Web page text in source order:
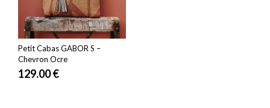
Petit Cabas GABOR S –
Chevron Ocre
129.00€